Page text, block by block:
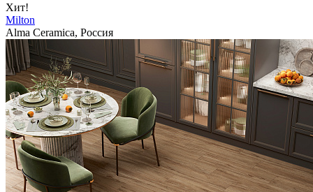
Хит!
Milton
Alma Ceramica, Россия